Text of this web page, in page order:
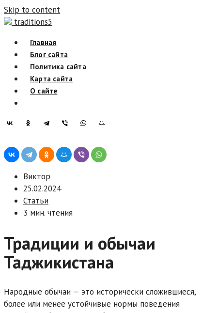
Skip to content
traditions5
Главная
Блог сайта
Политика сайта
Карта сайта
О сайте
Виктор
25.02.2024
Статьи
3 мин. чтения
Традиции и обычаи
Таджикистана
Народные обычаи — это исторически сложившиеся,
более или менее устойчивые нормы поведения